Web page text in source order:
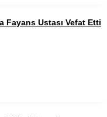
Fayans Ustası Vefat Etti